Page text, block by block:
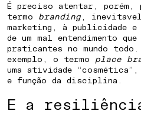
É preciso atentar, porém,
termo branding ,
marketing, à publicidade
de um mal entendimento
praticantes no mundo
exemplo, o termo place
uma atividade
e função da disciplina.
E a